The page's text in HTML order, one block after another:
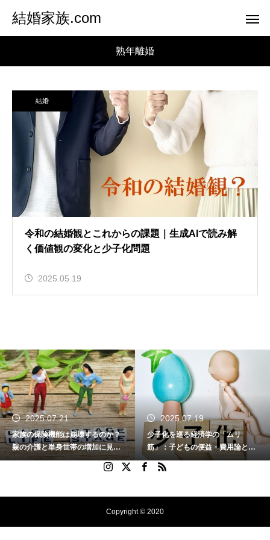
結婚家族.com
熟年離婚
結婚
令和の結婚観とこれからの課題｜生成AIで読み解
く価値観の変化と少子化問題
2025.05.19
2025.07.21
家族の保険機能は崩壊するのか？
親の介護と単身世帯の増加に見る
家族の変容と社会の課題
2025.07.19
少子化を巡る経済学の「ムリ
筋」：子どもの便益・費用論と家
族の変容を問う
Copyright © 2020